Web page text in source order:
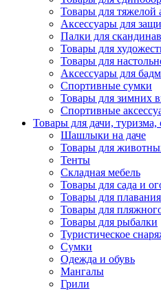
Товары для тяжелой
Аксессуары для
Палки для
Товары для
Товары для
Аксессуары для
Спортивные сумки
Товары для зимних
Спортивные
Товары для дачи, туризма,
Шашлыки на даче
Товары для
Тенты
Складная мебель
Товары для сада и
Товары для плавания
Товары для
Товары для рыбалки
Туристическое
Сумки
Одежда и обувь
Мангалы
Грили